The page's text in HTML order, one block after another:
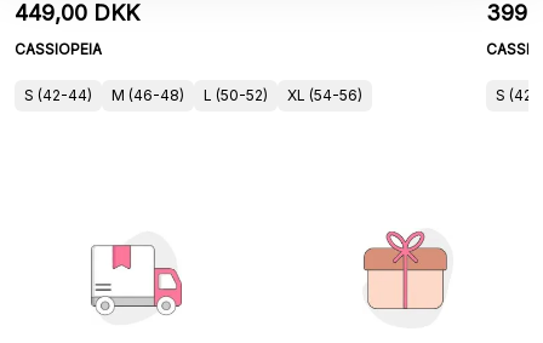
449,00 DKK
CASSIOPEIA
S (42-44) M (46-48) L (50-52) XL (54-56) S (42-